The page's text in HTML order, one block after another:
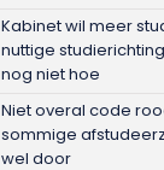
Kabinet wil meer
nuttige
nog niet hoe
Niet overal code
sommige
wel door